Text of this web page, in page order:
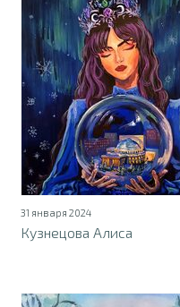
31 января 2024
Кузнецова Алиса